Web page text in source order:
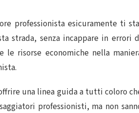
professionista esicuramente ti
strada, senza incappare in errori
risorse economiche nella
una linea guida a tutti coloro
professionisti, ma non